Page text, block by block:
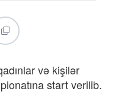
və kişilər
start verilib.